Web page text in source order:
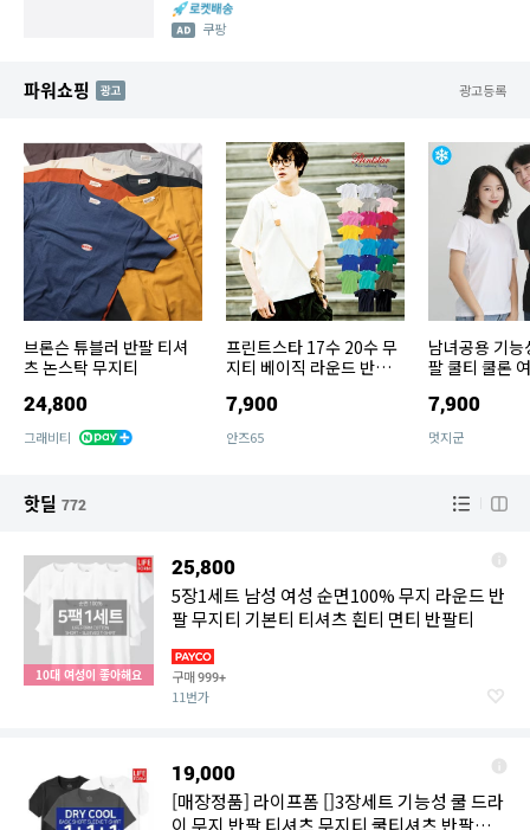
쿠팡
파워쇼핑 AD 광고등록
브론슨 튜블러 반팔 티셔
츠 논스탁 무지티
24,800
그래비티
프린트스타 17수 20수 무
지티 베이직 라운드 반팔
즈)
7,900
안즈65
남녀공용 기능
팔 쿨티 쿨론
7,900
멋지군
핫딜 772
10대 여성이 좋아해요
25,800
5장1세트 남성 여성 순면100% 무지 라운드 반
팔 무지티 기본티 티셔츠 흰티 면티 반팔티
구매999+
11번가
19,000
[매장정품] 라이프폼 []3장세트 기능성 쿨 드라
이 무지 반팔 티셔츠 무지티 쿨티셔츠 반팔티